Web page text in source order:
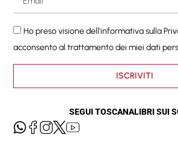
Ho preso visione dell'informativa sulla
acconsento al trattamento dei miei dati
ISCRIVITI
SEGUI TOSCANALIBRI SUI